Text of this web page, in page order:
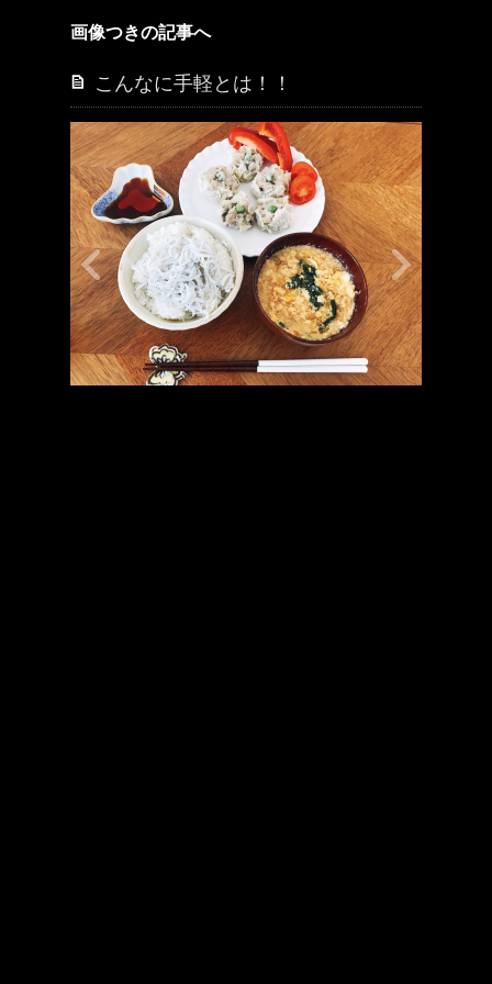
画像つきの記事へ
こんなに手軽とは！！